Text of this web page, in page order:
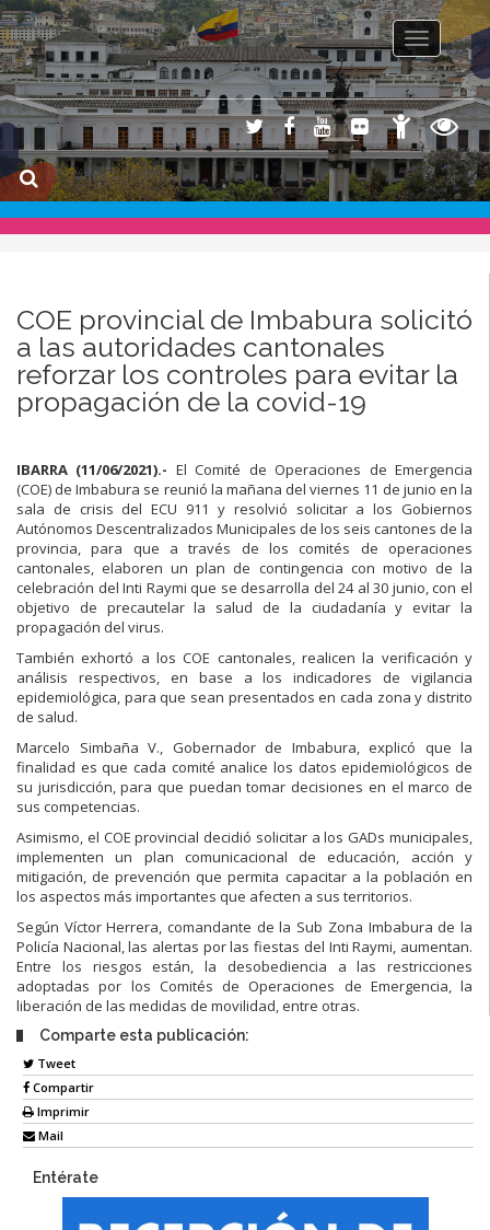
Toggle
COE provincial de Imbabura solicitó
a las autoridades cantonales
reforzar los controles para evitar la
propagación de la covid-19
IBARRA (11/06/2021).- El Comité de Operaciones de Emergencia
(COE) de Imbabura se reunió la mañana del viernes 11 de junio en la
sala de crisis del ECU 911 y resolvió solicitar a los Gobiernos
Autónomos Descentralizados Municipales de los seis cantones de la
provincia, para que a través de los comités de operaciones
cantonales, elaboren un plan de contingencia con motivo de la
celebración del Inti Raymi que se desarrolla del 24 al 30 junio, con el
objetivo de precautelar la salud de la ciudadanía y evitar la
propagación del virus.
También exhortó a los COE cantonales, realicen la verificación y
análisis respectivos, en base a los indicadores de vigilancia
epidemiológica, para que sean presentados en cada zona y distrito
de salud.
Marcelo Simbaña V., Gobernador de Imbabura, explicó que la
finalidad es que cada comité analice los datos epidemiológicos de
su jurisdicción, para que puedan tomar decisiones en el marco de
sus competencias.
Asimismo, el COE provincial decidió solicitar a los GADs municipales,
implementen un plan comunicacional de educación, acción y
mitigación, de prevención que permita capacitar a la población en
los aspectos más importantes que afecten a sus territorios.
Según Víctor Herrera, comandante de la Sub Zona Imbabura de la
Policía Nacional, las alertas por las fiestas del Inti Raymi, aumentan.
Entre los riesgos están, la desobediencia a las restricciones
adoptadas por los Comités de Operaciones de Emergencia, la
liberación de las medidas de movilidad, entre otras.
Comparte esta publicación:
Tweet
Compartir
Imprimir
Mail
Entérate